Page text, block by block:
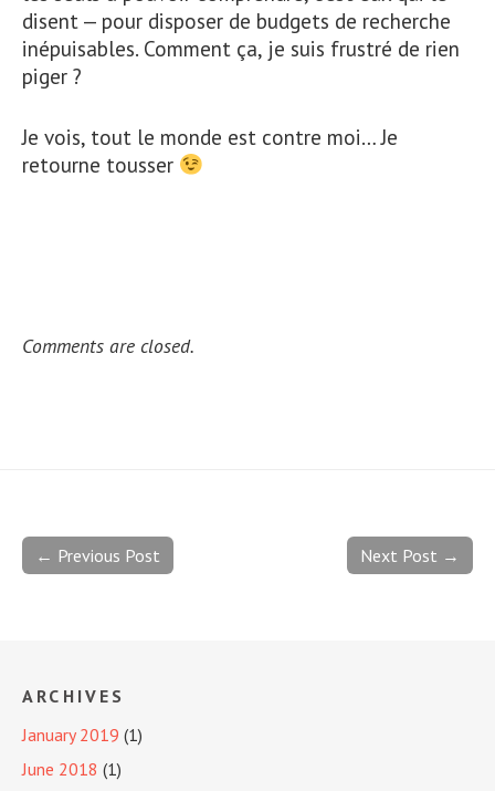
disent — pour disposer de budgets de recherche
inépuisables. Comment ça, je suis frustré de rien
piger ?
Je vois, tout le monde est contre moi… Je
retourne tousser
Comments are closed.
Next Post →
← Previous Post
ARCHIVES
January 2019 (1)
June 2018 (1)